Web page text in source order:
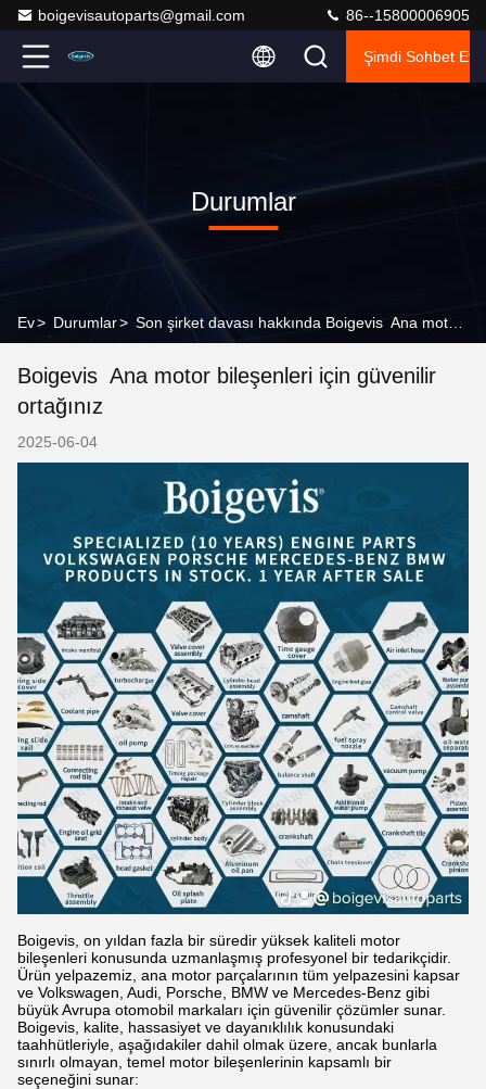
boigevisautoparts@gmail.com 86--15800006905
Şimdi Sohbet Et.
Durumlar
Ev> Durumlar>
Boigevis ️ Ana motor bileşenleri için güvenilir
ortağınız
2025-06-04
Boigevis, on yıldan fazla bir süredir yüksek kaliteli motor
bileşenleri konusunda uzmanlaşmış profesyonel bir tedarikçidir.
Ürün yelpazemiz, ana motor parçalarının tüm yelpazesini kapsar
ve Volkswagen, Audi, Porsche, BMW ve Mercedes-Benz gibi
büyük Avrupa otomobil markaları için güvenilir çözümler sunar.
Boigevis, kalite, hassasiyet ve dayanıklılık konusundaki
taahhütleriyle, aşağıdakiler dahil olmak üzere, ancak bunlarla
sınırlı olmayan, temel motor bileşenlerinin kapsamlı bir
seçeneğini sunar: